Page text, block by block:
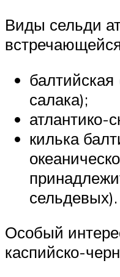
Виды сельди
салака);
атлантико-
килька
сельдевых).
Особый
каспийско-